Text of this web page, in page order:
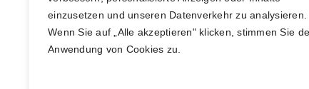
einzusetzen und unseren Datenverkehr zu analysieren.
Wenn Sie auf „Alle akzeptieren" klicken, stimmen Sie
Anwendung von Cookies zu.
Yoga
Tai Chi
Kultur Gesellschaft Wissenschaft
Grabenpromenade 3
3011 Bern
09.00